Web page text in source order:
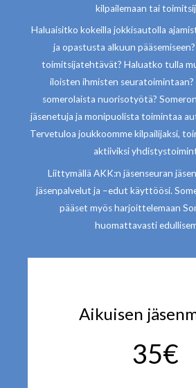
kilpailemaan tai
Haluaisitko kokeilla jokkisautolla
ja opastusta alkuun
toimitsijatehtävät? Haluatko tulla
iloisten ihmisten
somerolaista nuorisotyötä?
jäsenetuja ja monipuolista toimintaa
Tervetuloa joukkoomme kilpailijaksi,
aktiiviksi
Liittymällä AKK:n jäsenseuran
jäsenpalvelut ja –edut käyttöösi.
pääset myös harjoittelemaan
huomattavasti
Aikuisen
35€